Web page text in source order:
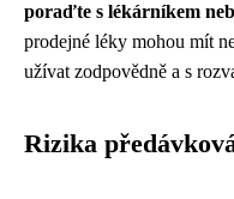
poraďte s lékárníkem
prodejné léky mohou mít
užívat zodpovědně a s
Rizika